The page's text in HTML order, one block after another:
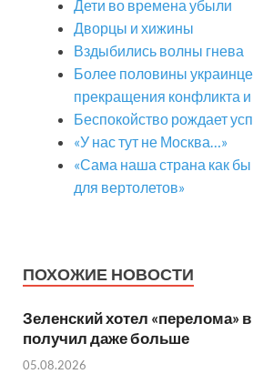
Дети во времена убыли
Дворцы и хижины
Вздыбились волны гнева
Более половины
прекращения конфликта и
Беспокойство рождает
«У нас тут не Москва…»
«Сама наша страна как бы
для вертолетов»
ПОХОЖИЕ НОВОСТИ
Зеленский хотел «перелома»
получил даже больше
05.08.2026